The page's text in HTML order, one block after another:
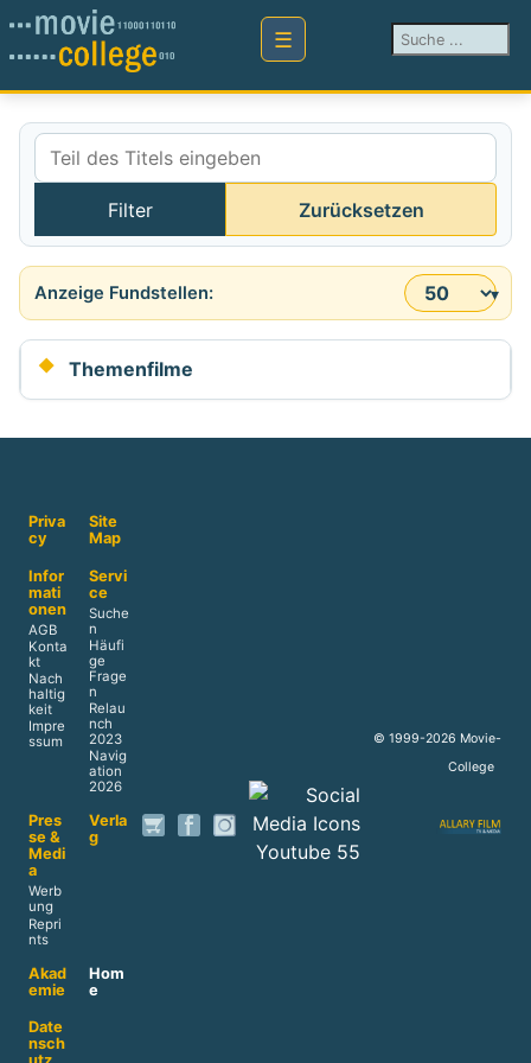
Suchen ...
Teil des Titels eingeben
Filter Zurücksetzen
Anzeige #
Themenfilme
Priva
cy
Site
Map
Infor
mati
onen
AGB
Konta
kt
Nach
haltig
keit
Impre
ssum
Servi
ce
Suche
n
Häufi
ge
Frage
n
Relau
nch
2023
Navig
ation
2026
Pres
se &
Medi
a
Werb
ung
Repri
nts
Verla
g
Akad
emie
Hom
e
Date
nsch
© 1999-2026 Movie-
College